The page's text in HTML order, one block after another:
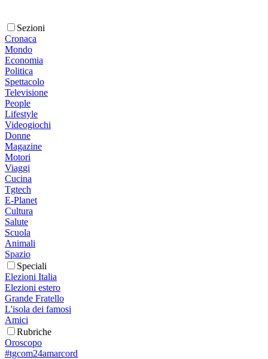
Sezioni
Cronaca
Mondo
Economia
Politica
Spettacolo
Televisione
People
Lifestyle
Videogiochi
Donne
Magazine
Motori
Viaggi
Cucina
Tgtech
E-Planet
Cultura
Salute
Scuola
Animali
Spazio
Speciali
Elezioni Italia
Elezioni estero
Grande Fratello
L'isola dei famosi
Amici
Rubriche
Oroscopo
#tgcom24amarcord